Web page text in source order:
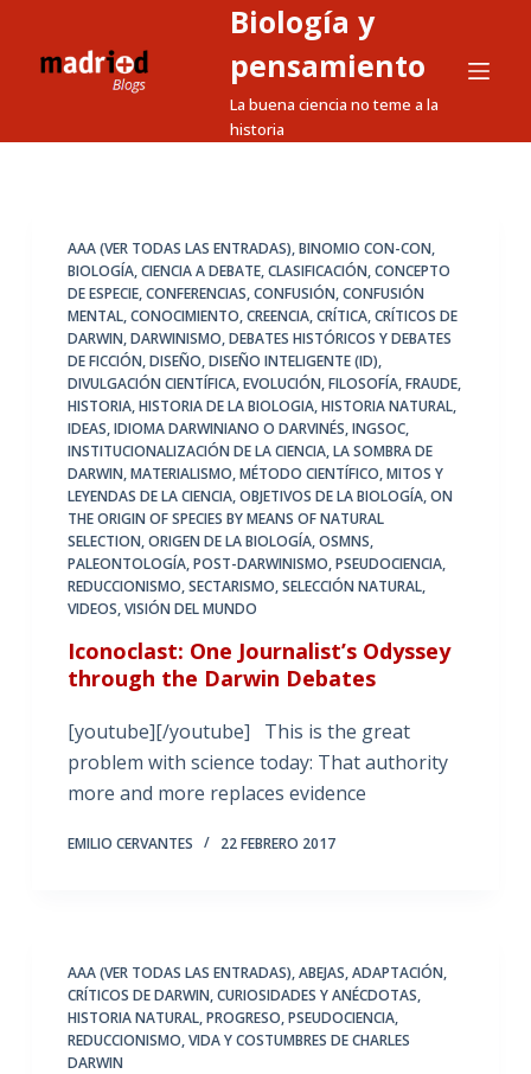
a
Biología y
pensamiento
La buena ciencia no teme a la
historia
AAA (VER TODAS LAS ENTRADAS),BINOMIO CON-CON,
BIOLOGÍA,CIENCIA A DEBATE,CLASIFICACIÓN,CONCEPTO
DE ESPECIE,CONFERENCIAS,CONFUSIÓN,CONFUSIÓN
MENTAL,CONOCIMIENTO,CREENCIA,CRÍTICA,CRÍTICOS DE
DARWIN,DARWINISMO,DEBATES HISTÓRICOS Y DEBATES
DE FICCIÓN,DISEÑO,DISEÑO INTELIGENTE (ID),
DIVULGACIÓN CIENTÍFICA,EVOLUCIÓN,FILOSOFÍA,FRAUDE,
HISTORIA,HISTORIA DE LA BIOLOGIA,HISTORIA NATURAL,
IDEAS,IDIOMA DARWINIANO O DARVINÉS,INGSOC,
INSTITUCIONALIZACIÓN DE LA CIENCIA,LA SOMBRA DE
DARWIN,MATERIALISMO,MÉTODO CIENTÍFICO,MITOS Y
LEYENDAS DE LA CIENCIA,OBJETIVOS DE LA BIOLOGÍA,ON
THE ORIGIN OF SPECIES BY MEANS OF NATURAL
SELECTION,ORIGEN DE LA BIOLOGÍA,OSMNS,
PALEONTOLOGÍA,POST-DARWINISMO,PSEUDOCIENCIA,
REDUCCIONISMO,SECTARISMO,SELECCIÓN NATURAL,
VIDEOS,VISIÓN DEL MUNDO
Iconoclast: One Journalist’s Odyssey
through the Darwin Debates
[youtube][/youtube] This is the great
problem with science today: That authority
more and more replaces evidence
EMILIO CERVANTES 22 FEBRERO 2017
AAA (VER TODAS LAS ENTRADAS),ABEJAS,ADAPTACIÓN,
CRÍTICOS DE DARWIN,CURIOSIDADES Y ANÉCDOTAS,
HISTORIA NATURAL,PROGRESO,PSEUDOCIENCIA,
REDUCCIONISMO,VIDA Y COSTUMBRES DE CHARLES
DARWIN